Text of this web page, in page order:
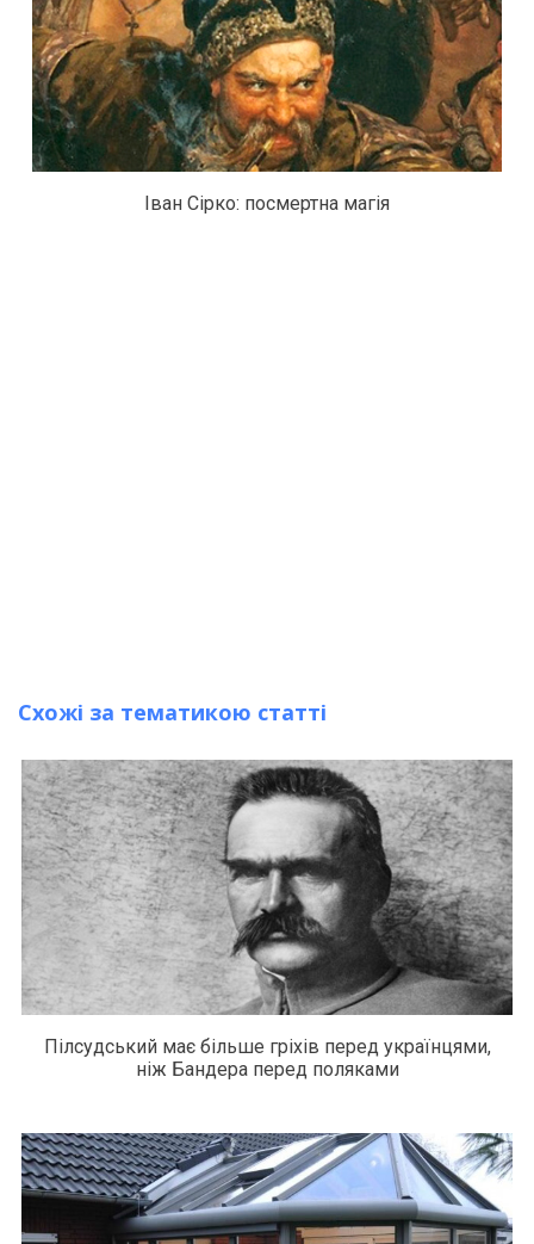
Іван Сірко: посмертна магія
Схожі за тематикою статті
Пілсудський має більше гріхів перед українцями,
ніж Бандера перед поляками